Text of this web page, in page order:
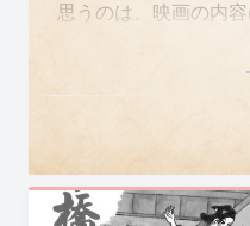
思うのは、映画の内